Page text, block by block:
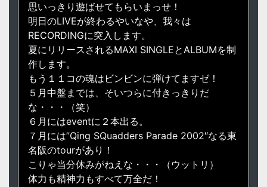
思いっきり遊ばせてもらいまっせ！
明日のLIVEが終わるやいなや、我々は
RECORDINGに突入します。
夏にリリースされるMAXI SINGLEとALBUMを制
作します。
もう１１コの魂はビンビンに弾けてますゼ！
５月中盤までは、そいつらに付きっきりだ
な・・・（笑）
６月にはeventに２本出る。
７月には”Qing SQuadders Parade 2002″なる東
名阪のtourがあり！
こりゃ当分休みがねえな・・・（ウットリ）
体力も精神力もすべて万全だ！